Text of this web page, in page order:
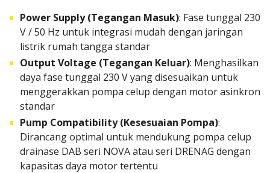
Power Supply (Tegangan Masuk): Fase tunggal 230
V / 50 Hz untuk integrasi mudah dengan jaringan
listrik rumah tangga standar
Output Voltage (Tegangan Keluar): Menghasilkan
daya fase tunggal 230 V yang disesuaikan untuk
menggerakkan pompa celup dengan motor asinkron
standar
Pump Compatibility (Kesesuaian Pompa):
Dirancang optimal untuk mendukung pompa celup
drainase DAB seri NOVA atau seri DRENAG dengan
kapasitas daya motor tertentu